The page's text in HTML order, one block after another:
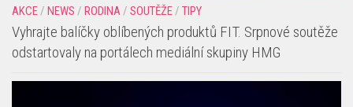
AKCE/ NEWS / RODINA/ SOUTĚŽE/ TIPY
Vyhrajte balíčky oblíbených produktů FIT. Srpnové soutěže
odstartovaly na portálech mediální skupiny HMG